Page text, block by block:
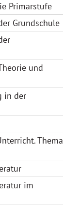
Primarstufe
Grundschule
und
in der
Thema
im